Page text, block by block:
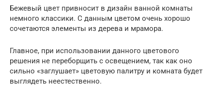
Бежевый цвет привносит в дизайн ванной комнаты
немного классики. С данным цветом очень хорошо
сочетаются элементы из дерева и мрамора.
Главное, при использовании данного цветового
решения не переборщить с освещением, так как оно
сильно «заглушает» цветовую палитру и комната будет
выглядеть неестественно.